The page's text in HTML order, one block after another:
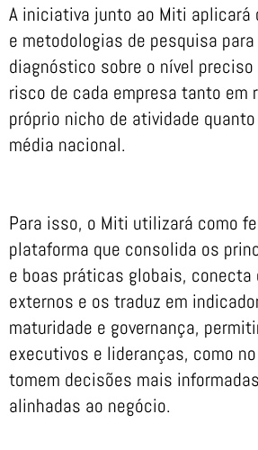
A iniciativa junto ao Miti aplicará
e metodologias de pesquisa
diagnóstico sobre o nível
risco de cada empresa tanto em
próprio nicho de atividade
média nacional.
Para isso, o Miti utilizará como
plataforma que consolida os
e boas práticas globais, conecta
externos e os traduz em
maturidade e governança,
executivos e lideranças, como
tomem decisões mais
alinhadas ao negócio.